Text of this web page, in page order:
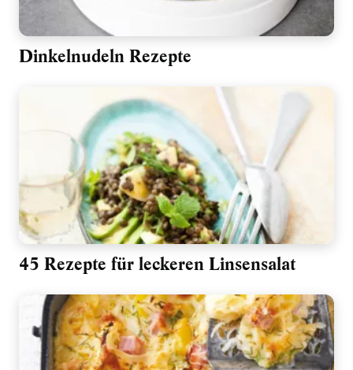
Dinkelnudeln Rezepte
45 Rezepte für leckeren Linsensalat